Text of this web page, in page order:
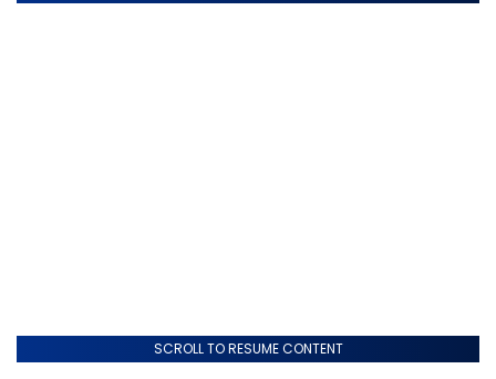
SCROLL TO RESUME CONTENT